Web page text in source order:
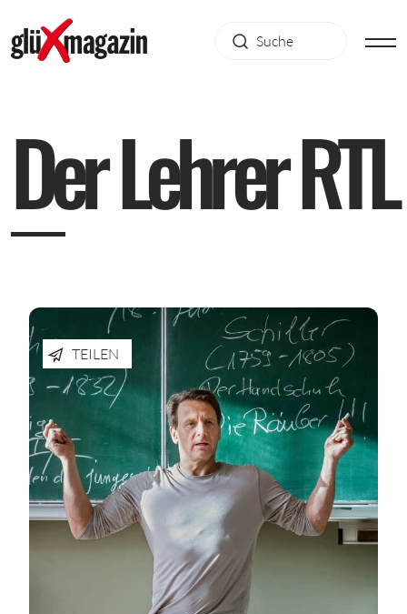
DerLehrerRTL
TEILEN